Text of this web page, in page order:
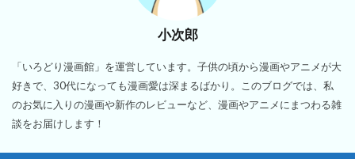
小次郎
「いろどり漫画館」を運営しています。子供の頃から漫画やアニメが大
好きで、30代になっても漫画愛は深まるばかり。このブログでは、私
のお気に入りの漫画や新作のレビューなど、漫画やアニメにまつわる雑
談をお届けします！